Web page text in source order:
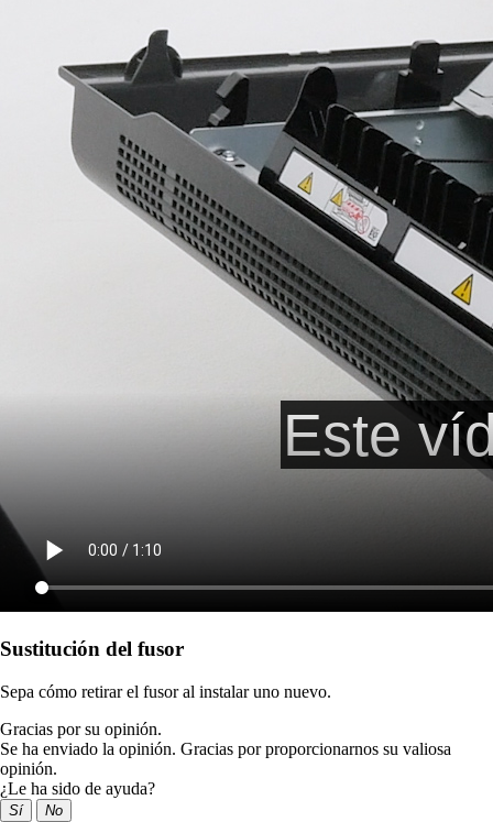
Sustitución del fusor
Sepa cómo retirar el fusor al instalar uno nuevo.
Gracias por su opinión.
Se ha enviado la opinión. Gracias por proporcionarnos su valiosa
opinión.
¿Le ha sido de ayuda?
Sí No